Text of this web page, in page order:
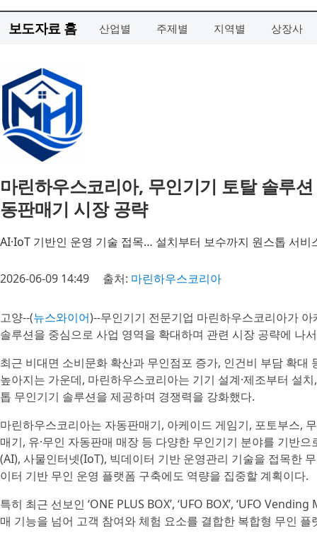
보도자료 홈 산업별 주제별 지역별 상장사
마린하우스코리아, 무인기기 토탈 솔루
동판매기 시장 공략
AI·IoT 기반인 운영 기술 접목… 설치부터 보수까지 원스톱 서비
2026-06-09 14:49 출처: 마린하우스코리아
고양--(뉴스와이어)--무인기기 전문기업 마린하우스코리아가
솔루션을 중심으로 사업 영역을 확대하며 관련 시장 공략에 나
최근 비대면 소비문화 확산과 무인점포 증가, 인건비 부담 확대
높아지는 가운데, 마린하우스코리아는 기기 설계·제조부터 설
톱 무인기기 솔루션을 제공하며 경쟁력을 강화했다.
마린하우스코리아는 자동판매기, 아케이드 게임기, 포토부스,
매기, 유·무인 자동판매 매장 등 다양한 무인기기 분야를 기반
(AI), 사물인터넷(IoT), 빅데이터 기반 운영관리 기술을 접목한
이터 기반 무인 운영 플랫폼 구축에도 역량을 집중할 계획이다.
특히 최근 선보인 ‘ONE PLUS BOX’, ‘UFO BOX’, ‘UFO
매 기능을 넘어 고객 참여와 체험 요소를 결합한 복합형 무인